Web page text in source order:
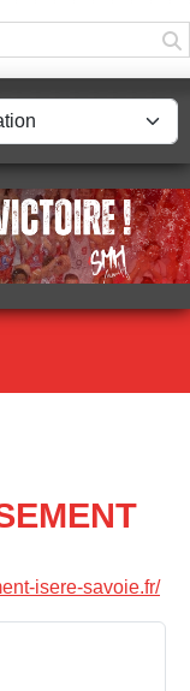
isere-savoie.fr/